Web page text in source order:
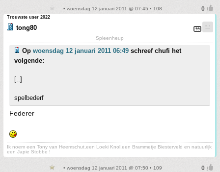
• woensdag 12 januari 2011 @ 07:45 • 108
Trouwste user 2022
tong80
Spleenheup
Op woensdag 12 januari 2011 06:49 schreef chufi het
volgende:
[..]
spelbederf
Federer
Ik noem een Tony van Heemschut,een Loeki Knol,een Brammetje Biesterveld en natuurlijk
een Japie Stobbe !
• woensdag 12 januari 2011 @ 07:50 • 109